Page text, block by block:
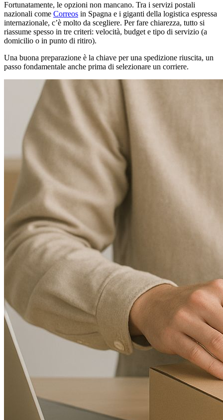
Fortunatamente, le opzioni non mancano. Tra i servizi postali
nazionali come Correos in Spagna e i giganti della logistica espressa
internazionale, c’è molto da scegliere. Per fare chiarezza, tutto si
riassume spesso in tre criteri: velocità, budget e tipo di servizio (a
domicilio o in punto di ritiro).
Una buona preparazione è la chiave per una spedizione riuscita, un
passo fondamentale anche prima di selezionare un corriere.